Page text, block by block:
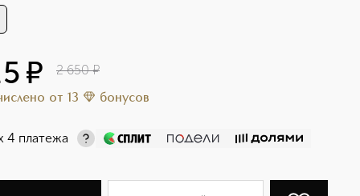
¤ 2 650 ¤
от 13 бонусов
4 платежа